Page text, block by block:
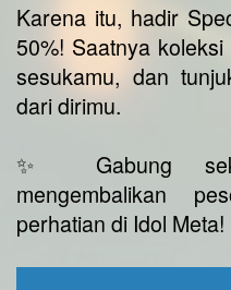
Karena itu, hadir
50%! Saatnya
sesukamu, dan
dari dirimu.
✨ Gabung
mengembalikan
perhatian di Idol Meta!